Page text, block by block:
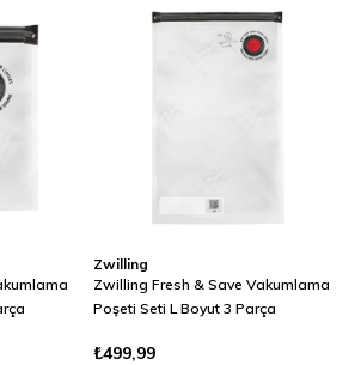
Zwilling
Zwilling Fresh & Save Vakumlama
Poşeti Seti L Boyut 3 Parça
₺499,99